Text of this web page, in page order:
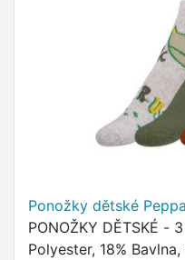
Ponožky dětské
PONOŽKY DĚTSKÉ -
Polyester, 18%